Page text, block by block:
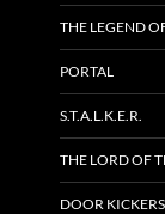
THE LEGEND
PORTAL
S.T.A.L.K.E.R.
THE LORD OF
DOOR KICKERS